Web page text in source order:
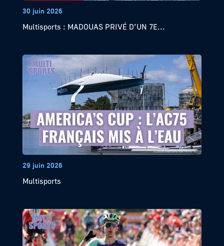
30 juin 2026
Multisports : MADOUAS PRIVÉ D’UN 7E...
29 juin 2026
Multisports